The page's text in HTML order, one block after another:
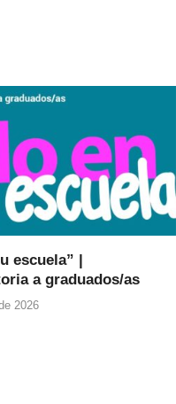
escuela” |
a graduados/as
2026